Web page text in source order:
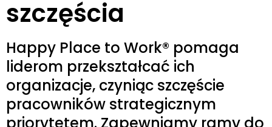
szczęścia
Happy Place to Work® pomaga
liderom przekształcać ich
organizacje, czyniąc szczęście
pracowników strategicznym